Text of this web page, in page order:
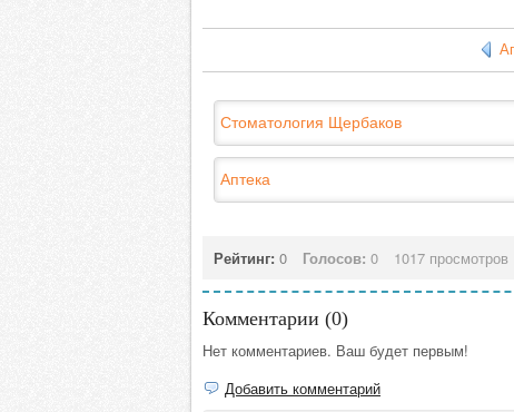
Стоматология Щербаков
Аптека
Рейтинг: 0 Голосов: 0 1017 просмотров
Комментарии (0)
Нет комментариев. Ваш будет первым!
Добавить комментарий